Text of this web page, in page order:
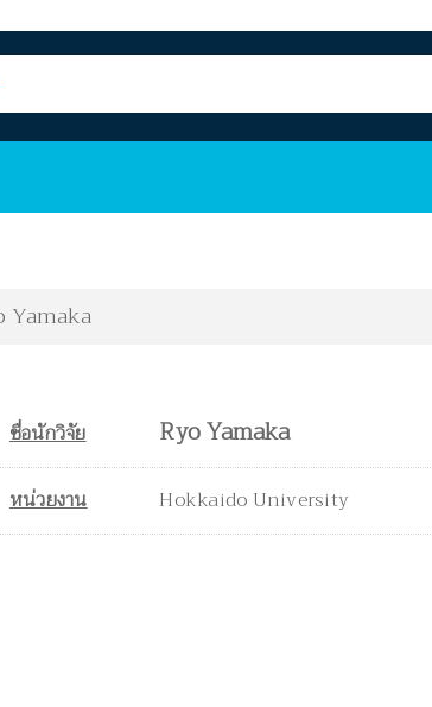
Yamaka
ชื่อนักวิจัย Ryo Yamaka
หน่วยงาน Hokkaido University